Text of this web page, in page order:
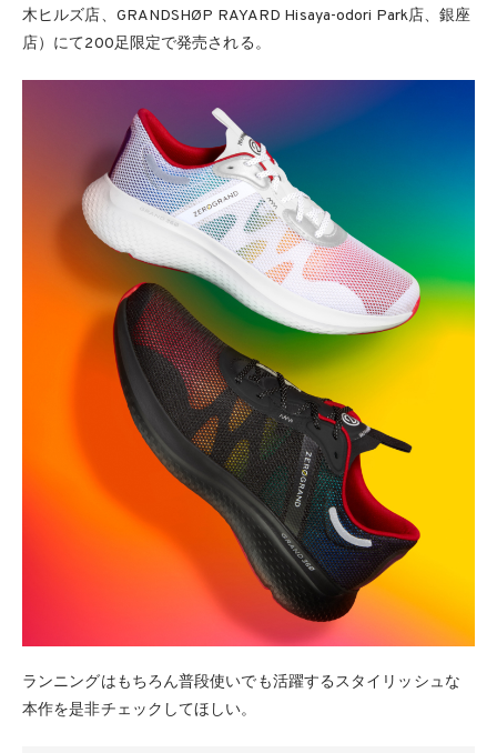
木ヒルズ店、GRANDSHØP RAYARD Hisaya-odori Park店、銀座
店）にて200足限定で発売される。
ランニングはもちろん普段使いでも活躍するスタイリッシュな
本作を是非チェックしてほしい。